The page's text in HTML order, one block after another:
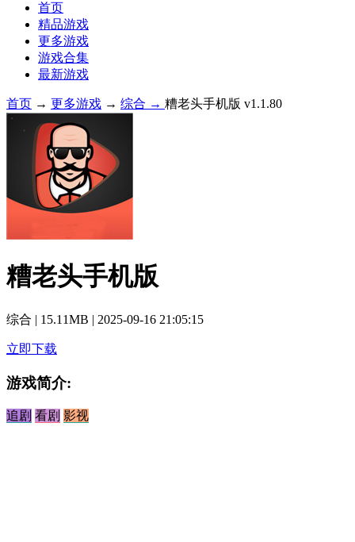
首页
精品游戏
更多游戏
游戏合集
最新游戏
首页 → 更多游戏 → 综合 → 糟老头手机版 v1.1.80
糟老头手机版
综合 | 15.11MB | 2025-09-16 21:05:15
立即下载
游戏简介:
追剧 看剧 影视